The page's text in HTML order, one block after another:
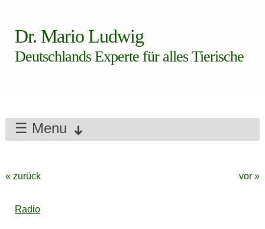
Dr. Mario Ludwig
Deutschlands Experte für alles Tierische
☰ Menu
« zurück vor »
Radio